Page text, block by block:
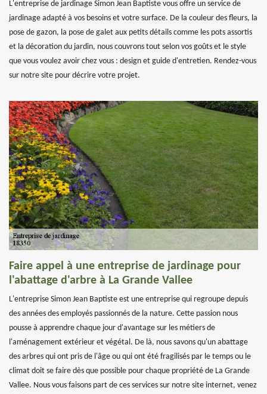
L'entreprise de jardinage Simon Jean Baptiste vous offre un service de
jardinage adapté à vos besoins et votre surface. De la couleur des fleurs, la
pose de gazon, la pose de galet aux petits détails comme les pots assortis
et la décoration du jardin, nous couvrons tout selon vos goûts et le style
que vous voulez avoir chez vous : design et guide d'entretien. Rendez-vous
sur notre site pour décrire votre projet.
Faire appel à une entreprise de jardinage pour
l'abattage d'arbre à La Grande Vallee
L'entreprise Simon Jean Baptiste est une entreprise qui regroupe depuis
des années des employés passionnés de la nature. Cette passion nous
pousse à apprendre chaque jour d'avantage sur les métiers de
l'aménagement extérieur et végétal. De là, nous savons qu'un abattage
des arbres qui ont pris de l'âge ou qui ont été fragilisés par le temps ou le
climat doit se faire dès que possible pour chaque propriété de La Grande
Vallee. Nous vous faisons part de ces services sur notre site internet, venez